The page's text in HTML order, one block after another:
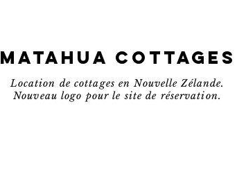
MATAHUA COTTAGES
Location de cottages en Nouvelle Zélande.
Nouveau logo pour le site de réservation.